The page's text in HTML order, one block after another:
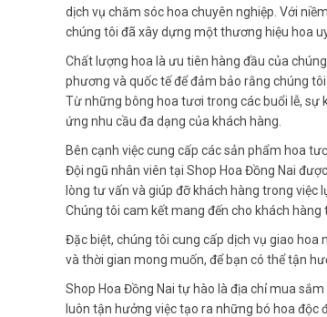
dịch vụ chăm sóc hoa chuyên nghiệp. Với
chúng tôi đã xây dựng một thương hiệu hoa
Chất lượng hoa là ưu tiên hàng đầu của
phương và quốc tế để đảm bảo rằng chúng
Từ những bông hoa tươi trong các buổi lễ, sự
ứng nhu cầu đa dạng của khách hàng.
Bên cạnh việc cung cấp các sản phẩm hoa
Đội ngũ nhân viên tại Shop Hoa Đồng Nai
lòng tư vấn và giúp đỡ khách hàng trong việc
Chúng tôi cam kết mang đến cho khách
Đặc biệt, chúng tôi cung cấp dịch vụ giao hoa
và thời gian mong muốn, để bạn có thể tận
Shop Hoa Đồng Nai tự hào là địa chỉ mua
luôn tận hưởng việc tạo ra những bó hoa độc